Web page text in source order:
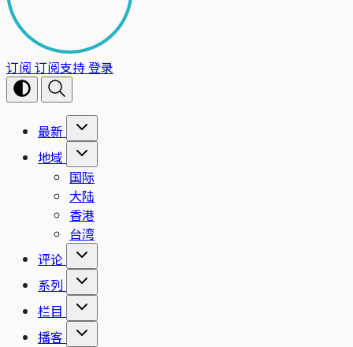
订阅 订阅支持登录
最新
地域
国际
大陆
香港
台湾
评论
系列
栏目
播客